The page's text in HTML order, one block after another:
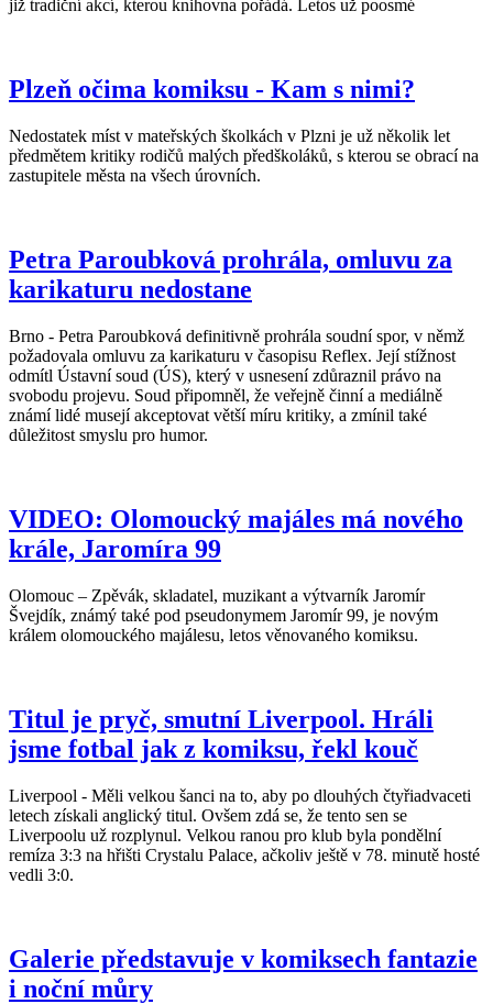
již tradiční akcí, kterou knihovna pořádá. Letos už poosmé
Plzeň očima komiksu - Kam s nimi?
Nedostatek míst v mateřských školkách v Plzni je už několik let
předmětem kritiky rodičů malých předškoláků, s kterou se obrací na
zastupitele města na všech úrovních.
Petra Paroubková prohrála, omluvu za
karikaturu nedostane
Brno - Petra Paroubková definitivně prohrála soudní spor, v němž
požadovala omluvu za karikaturu v časopisu Reflex. Její stížnost
odmítl Ústavní soud (ÚS), který v usnesení zdůraznil právo na
svobodu projevu. Soud připomněl, že veřejně činní a mediálně
známí lidé musejí akceptovat větší míru kritiky, a zmínil také
důležitost smyslu pro humor.
VIDEO: Olomoucký majáles má nového
krále, Jaromíra 99
Olomouc – Zpěvák, skladatel, muzikant a výtvarník Jaromír
Švejdík, známý také pod pseudonymem Jaromír 99, je novým
králem olomouckého majálesu, letos věnovaného komiksu.
Titul je pryč, smutní Liverpool. Hráli
jsme fotbal jak z komiksu, řekl kouč
Liverpool - Měli velkou šanci na to, aby po dlouhých čtyřiadvaceti
letech získali anglický titul. Ovšem zdá se, že tento sen se
Liverpoolu už rozplynul. Velkou ranou pro klub byla pondělní
remíza 3:3 na hřišti Crystalu Palace, ačkoliv ještě v 78. minutě hosté
vedli 3:0.
Galerie představuje v komiksech fantazie
i noční můry